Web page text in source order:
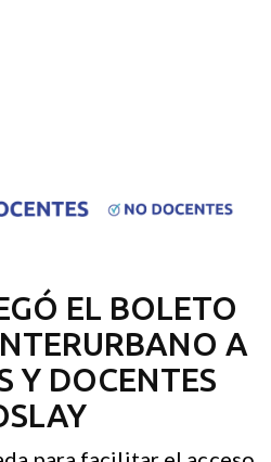
EL BOLETO
A
Y DOCENTES